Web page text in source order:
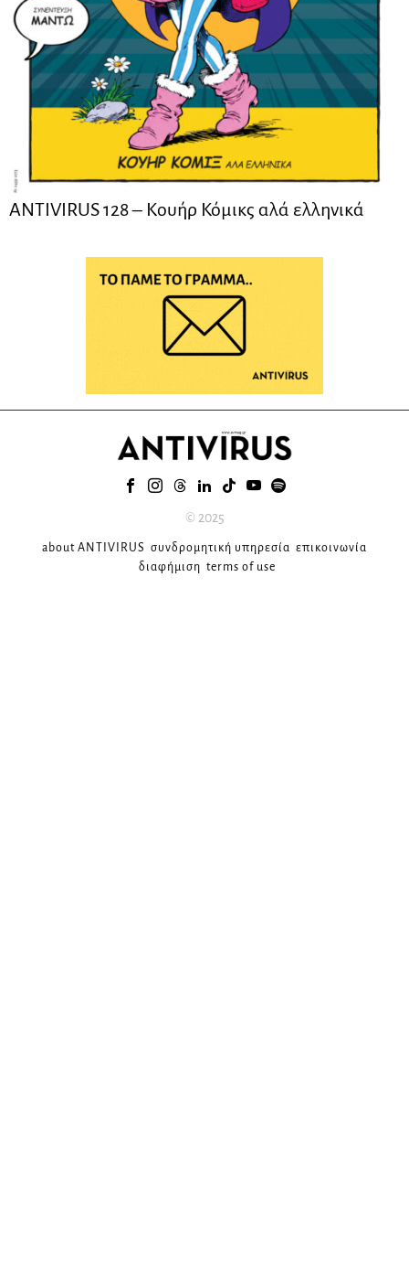
ANTIVIRUS 128 – Kουήρ Κόμικς αλά ελληνικά
© 2025
about ANTIVIRUS συνδρομητική υπηρεσία επικοινωνία
διαφήμιση terms of use